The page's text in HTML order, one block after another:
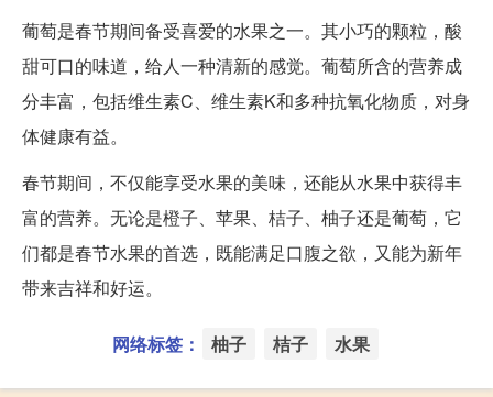
葡萄是春节期间备受喜爱的水果之一。其小巧的颗粒，酸
甜可口的味道，给人一种清新的感觉。葡萄所含的营养成
分丰富，包括维生素C、维生素K和多种抗氧化物质，对身
体健康有益。
春节期间，不仅能享受水果的美味，还能从水果中获得丰
富的营养。无论是橙子、苹果、桔子、柚子还是葡萄，它
们都是春节水果的首选，既能满足口腹之欲，又能为新年
带来吉祥和好运。
网络标签： 柚子 桔子 水果